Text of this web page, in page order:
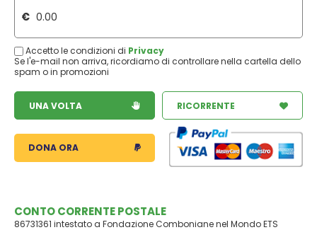
€
Accetto le condizioni di Privacy
Se l'e-mail non arriva, ricordiamo di controllare nella cartella dello
spam o in promozioni
UNA VOLTA RICORRENTE
DONA ORA
CONTO CORRENTE POSTALE
86731361 intestato a Fondazione Comboniane nel Mondo ETS